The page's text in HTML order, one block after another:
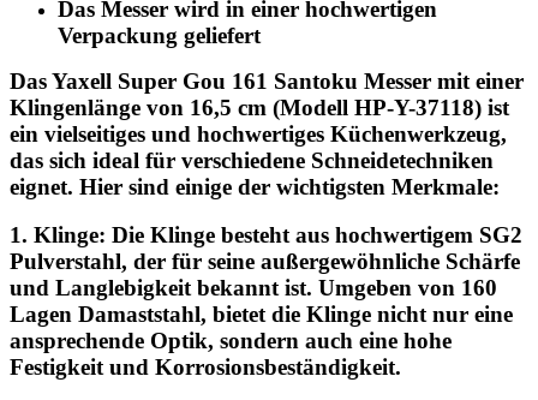
Das Messer wird in einer hochwertigen
Verpackung geliefert
Das Yaxell Super Gou 161 Santoku Messer mit einer
Klingenlänge von 16,5 cm (Modell HP-Y-37118) ist
ein vielseitiges und hochwertiges Küchenwerkzeug,
das sich ideal für verschiedene Schneidetechniken
eignet. Hier sind einige der wichtigsten Merkmale:
1. Klinge: Die Klinge besteht aus hochwertigem SG2
Pulverstahl, der für seine außergewöhnliche Schärfe
und Langlebigkeit bekannt ist. Umgeben von 160
Lagen Damaststahl, bietet die Klinge nicht nur eine
ansprechende Optik, sondern auch eine hohe
Festigkeit und Korrosionsbeständigkeit.